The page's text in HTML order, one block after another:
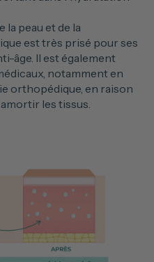
la peau et de la
est très prisé pour ses
âge. Il est également
notamment en
orthopédique, en raison
les tissus.